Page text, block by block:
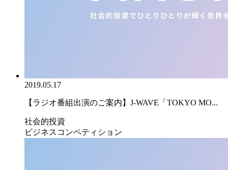
2019.05.17
【ラジオ番組出演のご案内】J-WAVE「TOKYO MO...
社会的投資
ビジネスコンペティション